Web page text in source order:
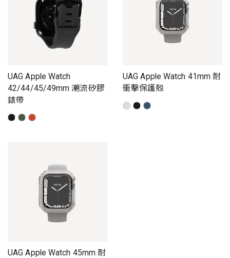
UAG Apple Watch
42/44/45/49mm 潮流矽膠
錶帶
UAG Apple Watch 41mm 耐
衝擊保護殼
UAG Apple Watch 45mm 耐